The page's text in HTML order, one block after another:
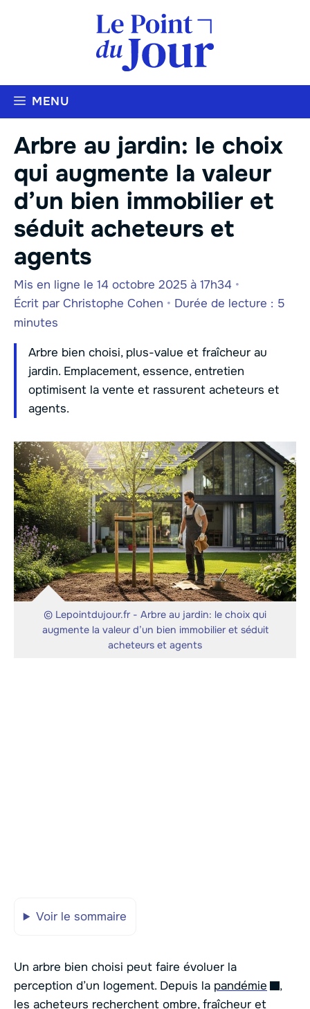
MENU
Arbre au jardin: le choix
qui augmente la valeur
d’un bien immobilier et
séduit acheteurs et
agents
Mis en ligne le 14 octobre 2025 à 17h34 •
Écrit par Christophe Cohen • Durée de lecture : 5
minutes
Arbre bien choisi, plus-value et fraîcheur au
jardin. Emplacement, essence, entretien
optimisent la vente et rassurent acheteurs et
agents.
© Lepointdujour.fr - Arbre au jardin: le choix qui
augmente la valeur d’un bien immobilier et séduit
acheteurs et agents
Voir le sommaire
Un arbre bien choisi peut faire évoluer la
perception d’un logement. Depuis la pandémie
,
les acheteurs recherchent ombre, fraîcheur et